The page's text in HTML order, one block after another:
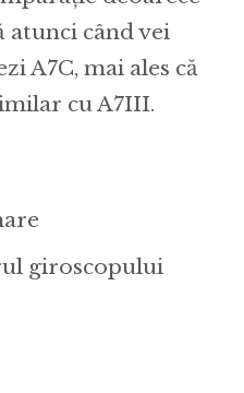
atunci când vei
A7C, mai ales că
cu A7III.
giroscopului